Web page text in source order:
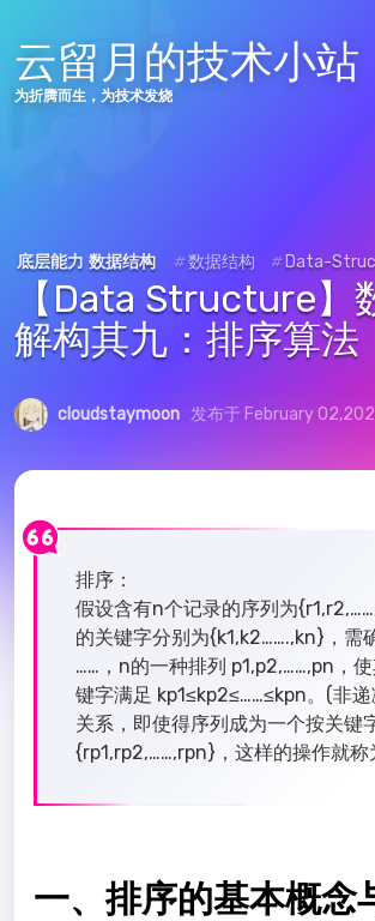
云留月的技术小站
为折腾而生，为技术发烧
底层能力 数据结构 #数据结构 #Data-
【Data Structure】
解构其九：排序算法
cloudstaymoon 发布于 February
排序：
假设含有n个记录的序列为
的关键字分别为{k1,k2…….,kn}，需
……，n的一种排列 p1,p2,……,pn，
键字满足 kp1≤kp2≤……≤kpn。(非
关系，即使得序列成为一个按关键
{rp1,rp2,……,rpn}，这样的操作就称
一、排序的基本概念